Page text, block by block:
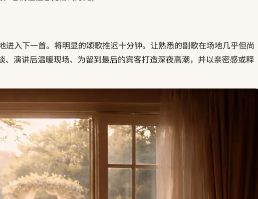
入下一首。将明显的颂歌推迟十分钟。让熟悉的副歌在场地几乎但尚
演讲后温暖现场、为留到最后的宾客打造深夜高潮，并以亲密感或释